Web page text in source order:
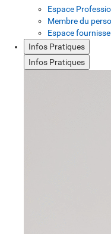
Espace
Membre du
Espace
Infos Pratiques
Infos Pratiques